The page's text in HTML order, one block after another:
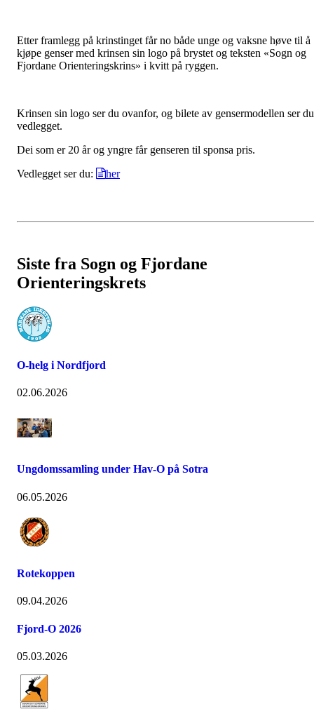
Etter framlegg på krinstinget får no både unge og vaksne høve til å
kjøpe genser med krinsen sin logo på brystet og teksten «Sogn og
Fjordane Orienteringskrins» i kvitt på ryggen.
Krinsen sin logo ser du ovanfor, og bilete av gensermodellen ser
vedlegget.
Dei som er 20 år og yngre får genseren til sponsa pris.
Vedlegget ser du:
her
Siste fra Sogn og Fjordane
Orienteringskrets
O-helg i Nordfjord
02.06.2026
Ungdomssamling under Hav-O på Sotra
06.05.2026
Rotekoppen
09.04.2026
Fjord-O 2026
05.03.2026